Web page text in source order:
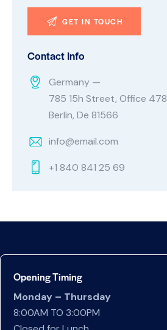
Contact Info
Germany —
785 15h Street, Office 478
Berlin, De 81566
info@email.com
+1 840 841 25 69
Opening Timing
Monday – Thursday
8:00AM TO 3:00PM